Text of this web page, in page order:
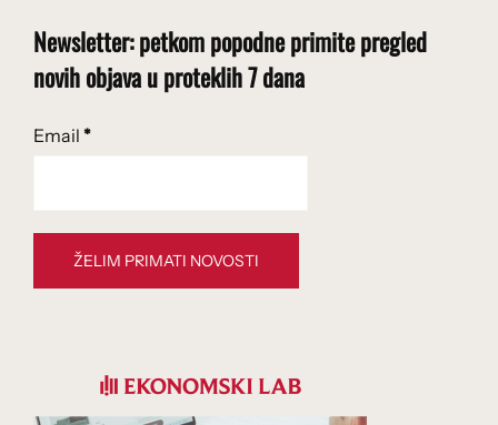
Newsletter: petkom popodne primite pregled
novih objava u proteklih 7 dana
Email *